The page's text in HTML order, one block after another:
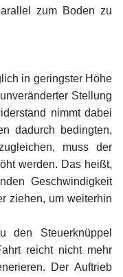
zum Boden zu
in geringster Höhe
Stellung
nimmt dabei
dadurch bedingten,
muss der
werden. Das heißt,
Geschwindigkeit
ziehen, um weiterhin
den Steuerknüppel
reicht nicht mehr
Der Auftrieb